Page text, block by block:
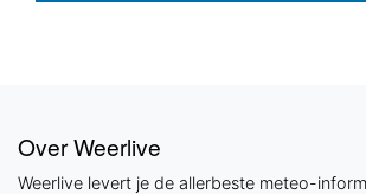
Over Weerlive
Weerlive levert je de allerbeste meteo-